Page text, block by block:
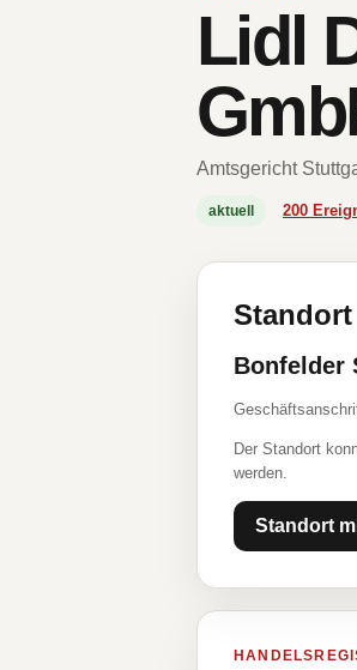
Lidl
Amtsgericht
aktuell 200
Standort
Bonfelder
Der Standort
werden.
Standort